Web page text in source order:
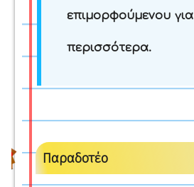
επιμορφούμενου για
περισσότερα.
Παραδοτέο